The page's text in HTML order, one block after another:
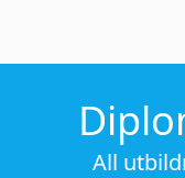
All